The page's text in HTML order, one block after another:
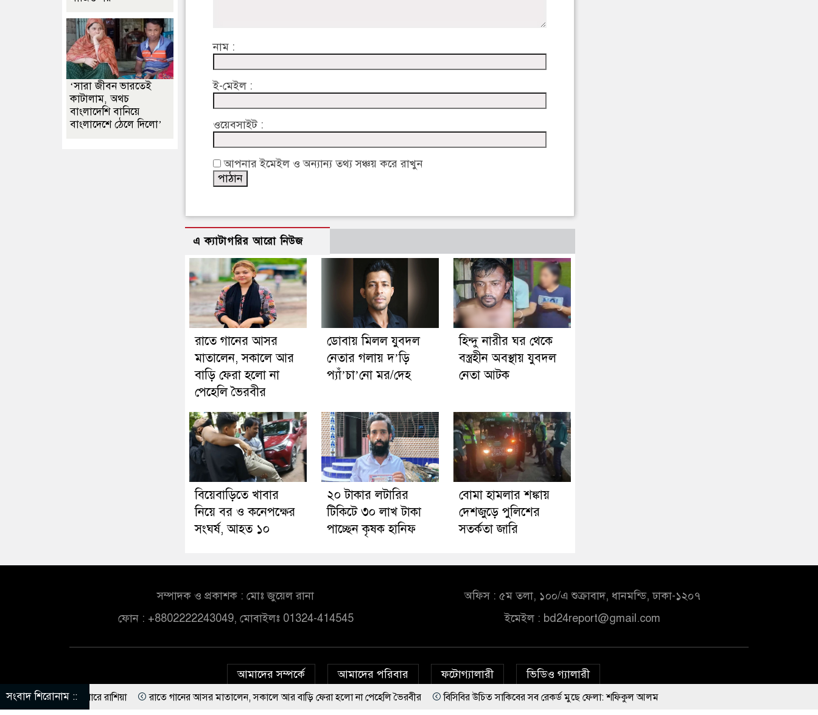
নাম :
ই-মেইল :
ওয়েবসাইট :
আপনার ইমেইল ও অন্যান্য তথ্য সঞ্চয় করে রাখুন
এ ক্যাটাগরির আরো নিউজ
রাতে গানের আসর
মাতালেন, সকালে আর
বাড়ি ফেরা হলো না
পেহেলি ভৈরবীর
ডোবায় মিলল যুবদল
নেতার গলায় দ’ড়ি
প্যাঁ’চা’নো মর/দেহ
হিন্দু নারীর ঘর থেকে
বস্ত্রহীন অবস্থায় যুবদল
নেতা আটক
বিয়েবাড়িতে খাবার
নিয়ে বর ও কনেপক্ষের
সংঘর্ষ, আহত ১০
২০ টাকার লটারির
টিকিটে ৩০ লাখ টাকা
পাচ্ছেন কৃষক হানিফ
বোমা হামলার শঙ্কায়
দেশজুড়ে পুলিশের
সতর্কতা জারি
‘সারা জীবন ভারতেই
কাটালাম, অথচ
বাংলাদেশি বানিয়ে
বাংলাদেশে ঠেলে দিলো’
সম্পাদক ও প্রকাশক : মোঃ জুয়েল রানা
ফোন : +8802222243049, মোবাইলঃ 01324-414545
অফিস : ৫ম তলা, ১০০/এ শুক্রাবাদ, ধানমন্ডি, ঢাকা-১২০৭
ইমেইল : bd24report@gmail.com
আমাদের সম্পর্কে আমাদের পরিবার ফটোগ্যালারী ভিডিও গ্যালারী
সংবাদ শিরোনাম ::
পারে রাশিয়া রাতে গানের আসর মাতালেন, সকালে আর বাড়ি ফেরা হলো না পেহেলি ভৈরবীর বিসিবির উচিত সাকিবের সব রেকর্ড মুছে ফেলা: শফিকুল আলম